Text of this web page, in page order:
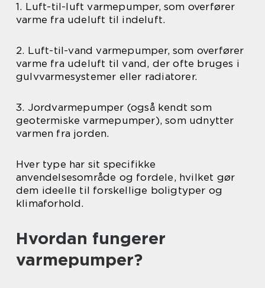
1. Luft-til-luft varmepumper, som overfører
varme fra udeluft til indeluft.
2. Luft-til-vand varmepumper, som overfører
varme fra udeluft til vand, der ofte bruges i
gulvvarmesystemer eller radiatorer.
3. Jordvarmepumper (også kendt som
geotermiske varmepumper), som udnytter
varmen fra jorden.
Hver type har sit specifikke
anvendelsesområde og fordele, hvilket gør
dem ideelle til forskellige boligtyper og
klimaforhold.
Hvordan fungerer
varmepumper?